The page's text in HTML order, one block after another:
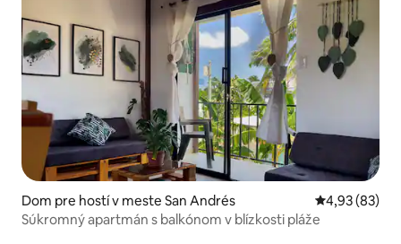
Dom pre hostí v meste San Andrés Priemerné
4,93 (83)
Súkromný apartmán s balkónom v blízkosti pláže